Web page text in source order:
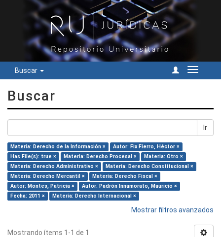
Buscar
Cambiar
Buscar
Ir
Materia: Derecho de la Información ×
Autor: Fix Fierro, Héctor ×
Has File(s): true ×
Materia: Derecho Procesal ×
Materia: Otro ×
Materia: Derecho Administrativo ×
Materia: Derecho Constitucional ×
Materia: Derecho Mercantil ×
Materia: Derecho Fiscal ×
Autor: Montes, Patricia ×
Autor: Padrón Innamorato, Mauricio ×
Fecha: 2011 ×
Materia: Derecho Internacional ×
Mostrar filtros avanzados
Mostrando ítems 1-1 de 1